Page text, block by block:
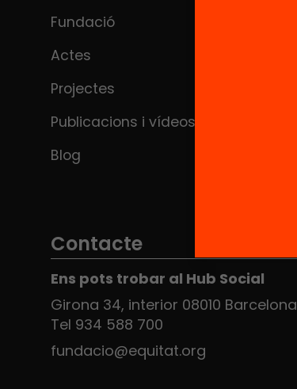
Fundació
Actes
Projectes
Publicacions i vídeos
Blog
Contacte
Ens pots trobar al Hub Social
Girona 34, interior 08010 Barcelona
Tel 934 588 700
fundacio@equitat.org